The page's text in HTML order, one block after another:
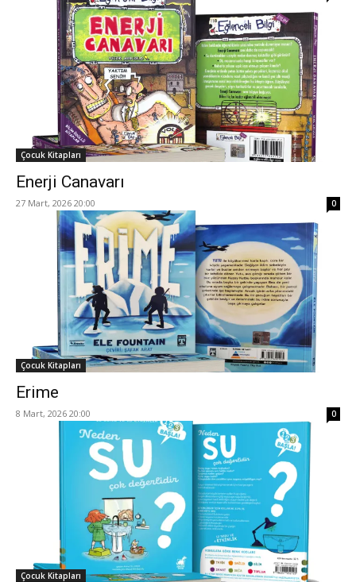
Çocuk Kitapları
Enerji Canavarı
27 Mart, 2026 20:00 0
Çocuk Kitapları
Erime
8 Mart, 2026 20:00 0
Çocuk Kitapları